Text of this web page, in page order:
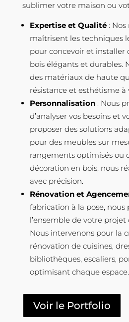
sublimer votre maison ou
Expertise et Qualité: Nos
maîtrisent les techniques
pour concevoir et installer
bois élégants et durables.
des matériaux de haute
résistance et esthétisme à
Personnalisation: Nous
d’analyser vos besoins et
proposer des solutions
pour des meubles sur
rangements optimisés ou
décoration en bois, nous
avec précision.
Rénovation et
fabrication à la pose, nous
l’ensemble de votre
Nous intervenons pour la
rénovation de cuisines,
bibliothèques, escaliers,
optimisant chaque espace.
Voir le Portfolio